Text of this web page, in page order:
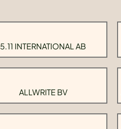
5.11 INTERNATIONAL AB
ALLWRITE BV